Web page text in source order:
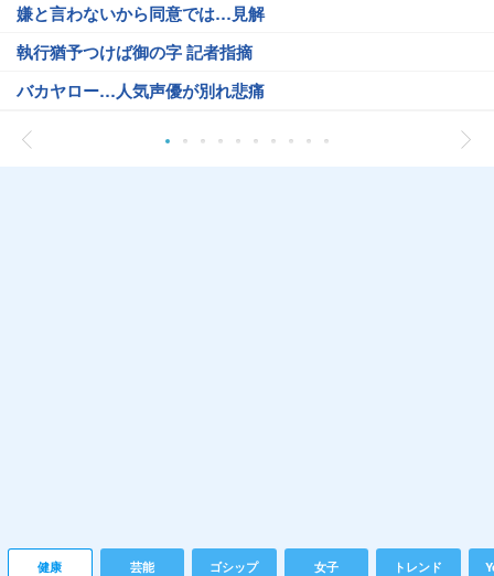
嫌と言わないから同意では…見解
執行猶予つけば御の字 記者指摘
バカヤロー…人気声優が別れ悲痛
健康 芸能 ゴシップ 女子 トレンド